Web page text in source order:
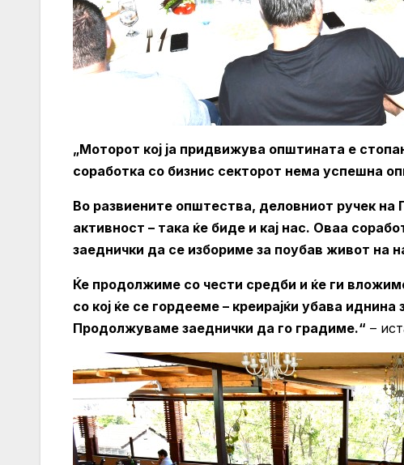
„Моторот кој ја придвижува општината е
соработка со бизнис секторот нема успешна
Во развиените општества, деловниот ручек
активност – така ќе биде и кај нас. Оваа
заеднички да се избориме за поубав живот на
Ќе продолжиме со чести средби и ќе ги
со кој ќе се гордееме – креирајќи убава
Продолжуваме заеднички да го градиме.“ –